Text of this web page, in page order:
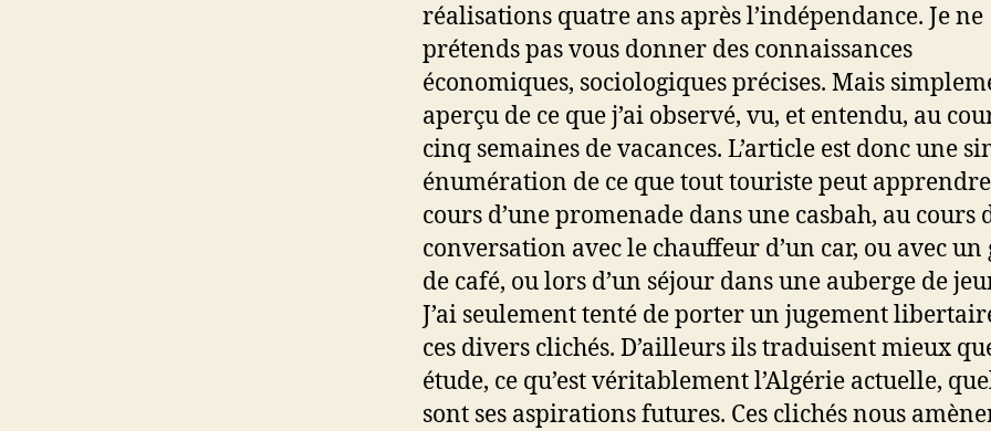
réalisations quatre ans après l’indépendance. Je ne
prétends pas vous donner des connaissances
économiques, sociologiques précises. Mais
aperçu de ce que j’ai observé, vu, et entendu, au
cinq semaines de vacances. L’article est donc une
énumération de ce que tout touriste peut
cours d’une promenade dans une casbah, au cours
conversation avec le chauffeur d’un car, ou avec un
de café, ou lors d’un séjour dans une auberge de
J’ai seulement tenté de porter un jugement
ces divers clichés. D’ailleurs ils traduisent mieux
étude, ce qu’est véritablement l’Algérie actuelle,
sont ses aspirations futures. Ces clichés nous